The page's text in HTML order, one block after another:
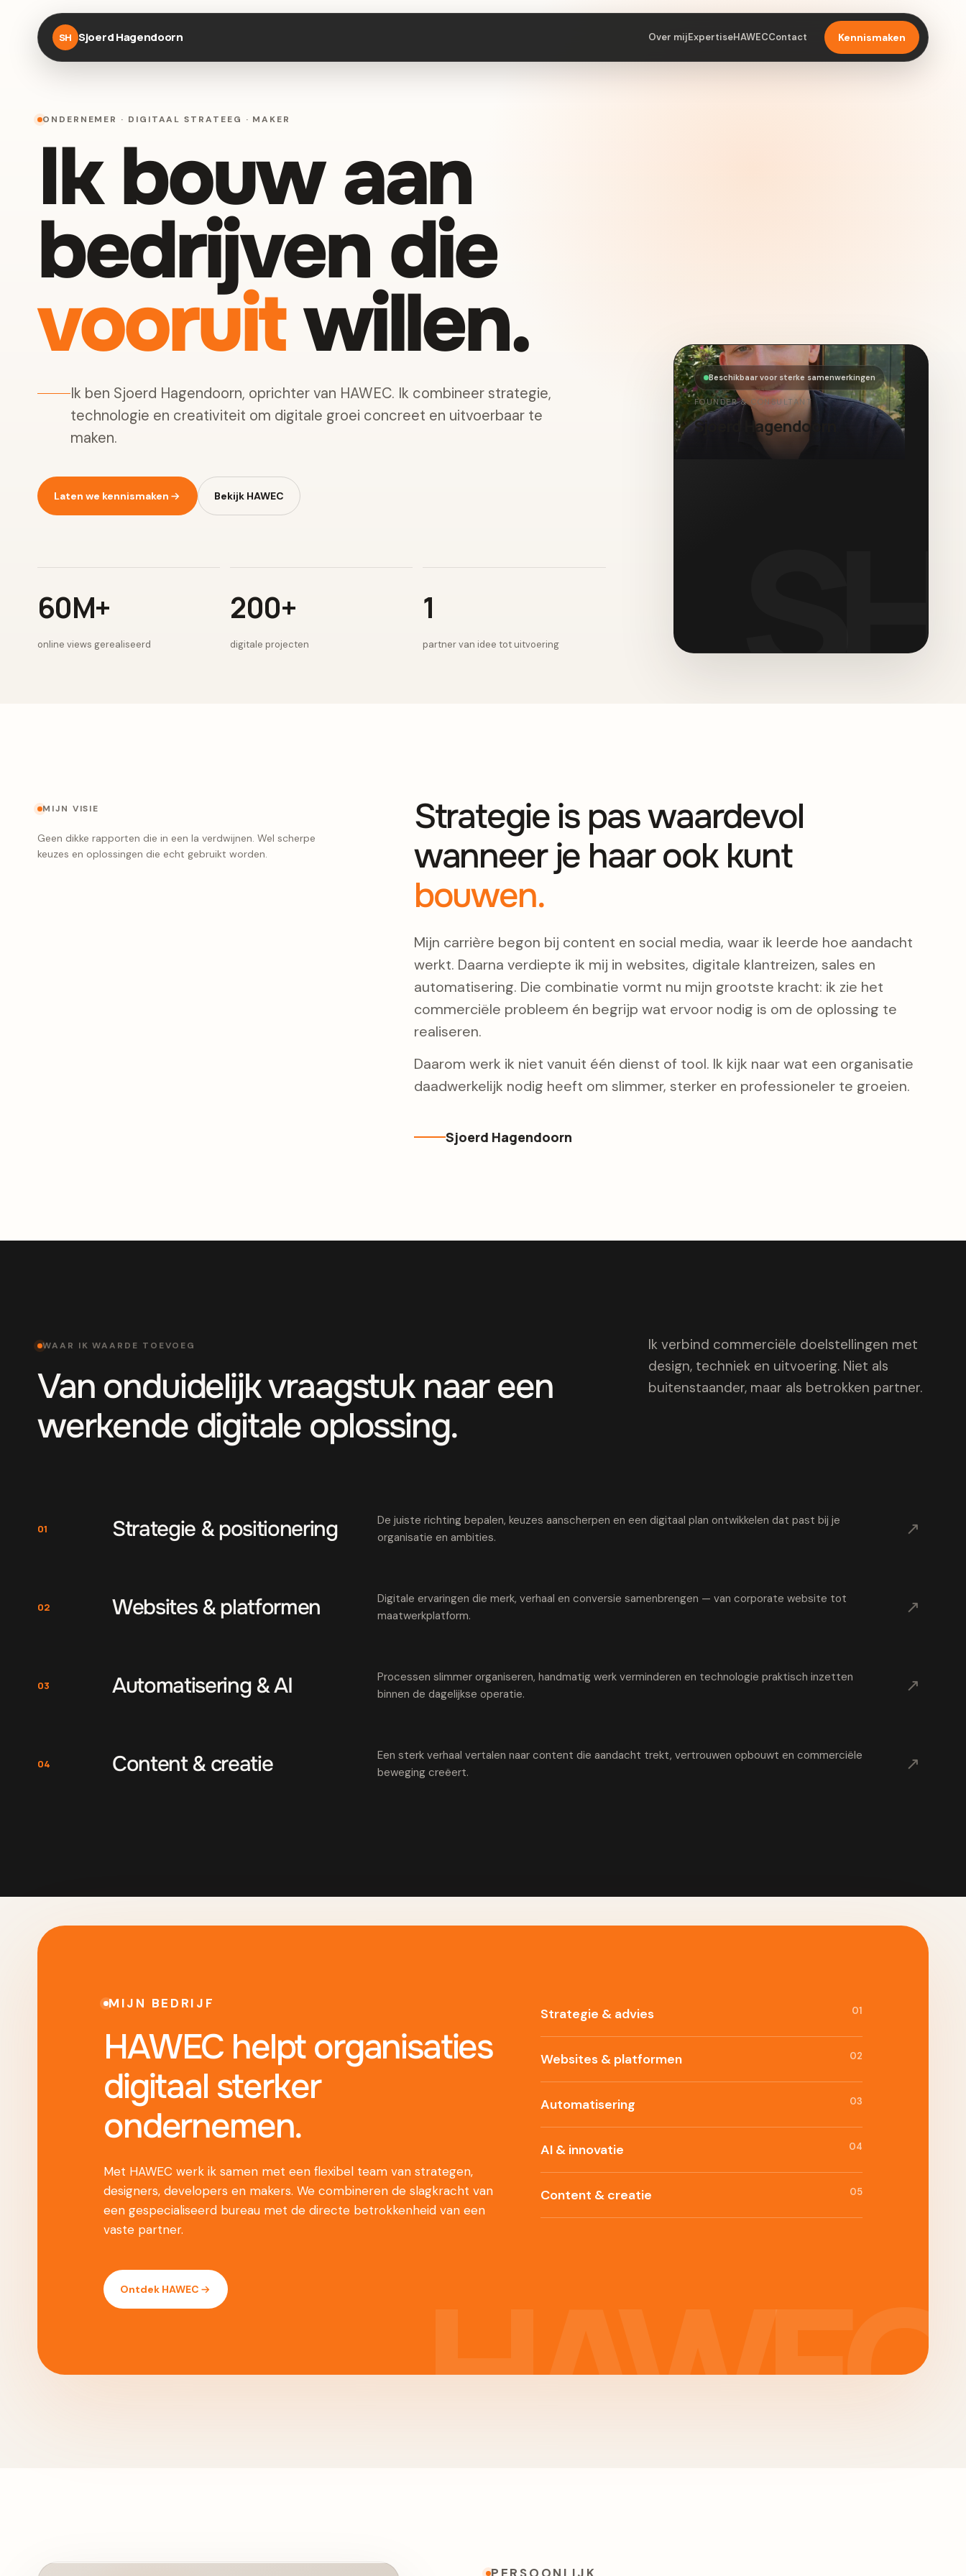
SH Sjoerd Hagendoorn Over mijExpertiseHAWECContact Kennismaken
ONDERNEMER · DIGITAAL STRATEEG · MAKER
Ik bouw aan
bedrijven die
vooruitwillen.
Ik ben Sjoerd Hagendoorn, oprichter van HAWEC. Ik combineer strategie,
technologie en creativiteit om digitale groei concreet en uitvoerbaar te
maken.
Laten we kennismaken Bekijk HAWEC
60M+
online views gerealiseerd
200+
digitale projecten
1
partner van idee tot uitvoering
Beschikbaar voor sterke samenwerkingen
FOUNDER & CONSULTANT
Sjoerd Hagendoorn
MIJN VISIE
Geen dikke rapporten die in een la verdwijnen. Wel scherpe
keuzes en oplossingen die echt gebruikt worden.
Strategie is pas waardevol
wanneer je haar ook kunt
bouwen.
Mijn carrière begon bij content en social media, waar ik leerde hoe aandacht
werkt. Daarna verdiepte ik mij in websites, digitale klantreizen, sales en
automatisering. Die combinatie vormt nu mijn grootste kracht: ik zie het
commerciële probleem én begrijp wat ervoor nodig is om de oplossing te
realiseren.
Daarom werk ik niet vanuit één dienst of tool. Ik kijk naar wat een organisatie
daadwerkelijk nodig heeft om slimmer, sterker en professioneler te groeien.
Sjoerd Hagendoorn
WAAR IK WAARDE TOEVOEG
Van onduidelijk vraagstuk naar een
werkende digitale oplossing.
Ik verbind commerciële doelstellingen met
design, techniek en uitvoering. Niet als
buitenstaander, maar als betrokken partner.
01 Strategie & positionering
De juiste richting bepalen, keuzes aanscherpen en een digitaal plan ontwikkelen dat past bij je
organisatie en ambities.
↗
02 Websites & platformen
Digitale ervaringen die merk, verhaal en conversie samenbrengen — van corporate website tot
maatwerkplatform.
↗
03 Automatisering & AI
Processen slimmer organiseren, handmatig werk verminderen en technologie praktisch inzetten
binnen de dagelijkse operatie.
↗
04 Content & creatie
Een sterk verhaal vertalen naar content die aandacht trekt, vertrouwen opbouwt en commerciële
beweging creëert.
↗
MIJN BEDRIJF
HAWEC helpt organisaties
digitaal sterker
ondernemen.
Met HAWEC werk ik samen met een flexibel team van strategen,
designers, developers en makers. We combineren de slagkracht van
een gespecialiseerd bureau met de directe betrokkenheid van een
vaste partner.
Ontdek HAWEC
Strategie & advies 01
Websites & platformen 02
Automatisering 03
AI & innovatie 04
Content & creatie 05